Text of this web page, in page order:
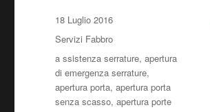
Pubblicato
il
18 Luglio 2016
Categorie
Servizi Fabbro
Tag
a ssistenza serrature,apertura
di emergenza serrature,
apertura porta,apertura porta
senza scasso,apertura porte